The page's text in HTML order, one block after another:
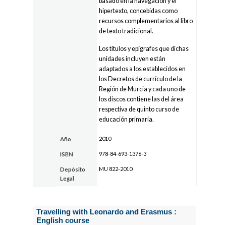
hipertexto, concebidas como
recursos complementarios al libro
de texto tradicional.
Los títulos y epígrafes que dichas
unidades incluyen están
adaptados a los establecidos en
los Decretos de currículo de la
Región de Murcia y cada uno de
los discos contiene las del área
respectiva de quinto curso de
educación primaria.
Año 2010
ISBN 978-84-693-1376-3
Depósito
Legal
MU 822-2010
Travelling with Leonardo and Erasmus :
English course